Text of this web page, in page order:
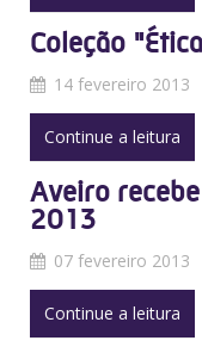
Coleção
14 fevereiro 2013
Continue a leitura
Aveiro
2013
07 fevereiro 2013
Continue a leitura